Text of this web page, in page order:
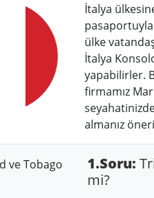
İtalya
pasaportuyla
ülke
İtalya
yapabilirler.
firmamız
almanız
1.Soru:
mi?